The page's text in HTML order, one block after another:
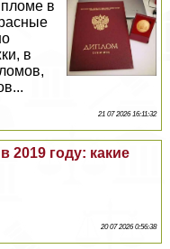
в
в
21 07 2026 16:11:32
2019 году: какие
20 07 2026 0:56:38